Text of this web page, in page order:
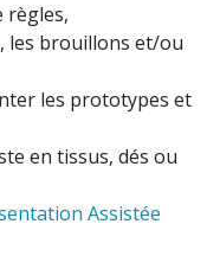
règles,
les brouillons et/ou
les prototypes et
en tissus, dés ou
Assistée